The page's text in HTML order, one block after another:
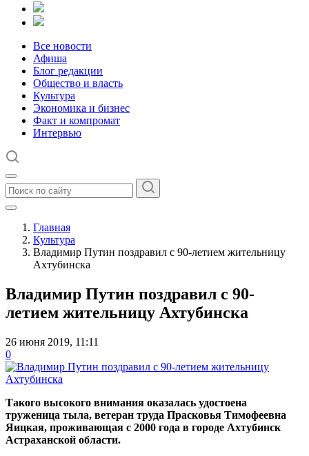
Все новости
Афиша
Блог редакции
Общество и власть
Культура
Экономика и бизнес
Факт и компромат
Интервью
Главная
Культура
Владимир Путин поздравил с 90-летием жительницу
Ахтубинска
Владимир Путин поздравил с 90-
летием жительницу Ахтубинска
26 июня 2019, 11:11
0
Такого высокого внимания оказалась удостоена
труженица тыла, ветеран труда Прасковья Тимофеевна
Яицкая, проживающая с 2000 года в городе Ахтубинск
Астраханской области.